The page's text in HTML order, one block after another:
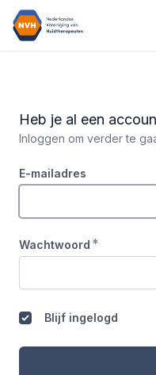
Nederlandse Vereniging
Heb je al een
Inloggen om verder te
E-mailadres
Wachtwoord *
Blijf ingelogd